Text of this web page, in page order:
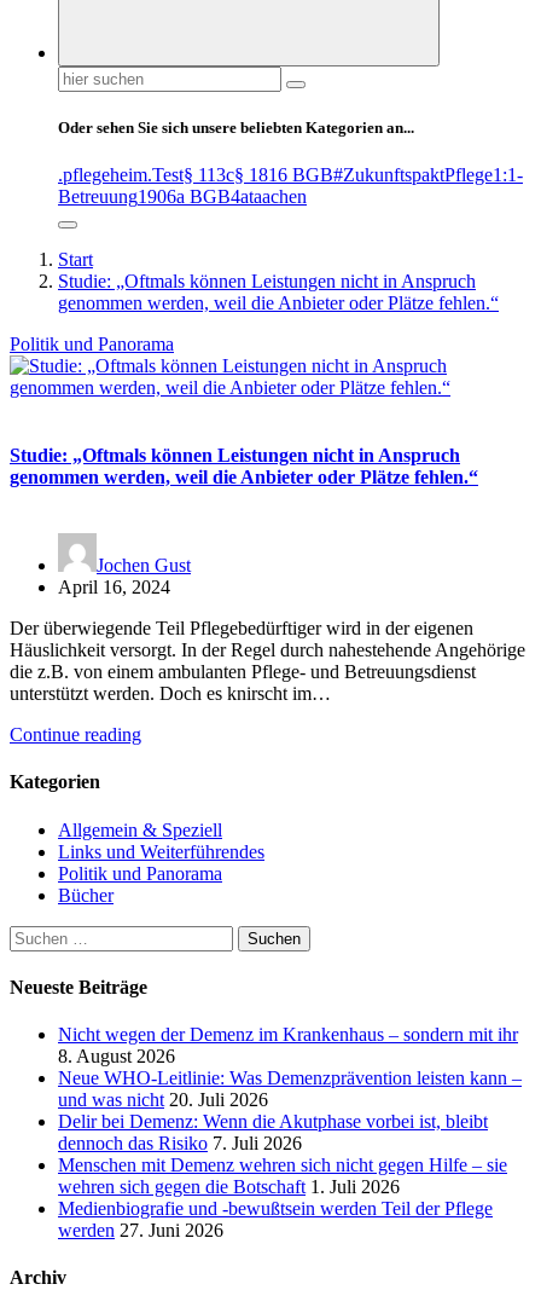
Suchen
nach:
Oder sehen Sie sich unsere beliebten Kategorien an...
.pflegeheim.Test§ 113c§ 1816 BGB#ZukunftspaktPflege1:1-
Betreuung1906a BGB4ataachen
Start
Studie: „Oftmals können Leistungen nicht in Anspruch
genommen werden, weil die Anbieter oder Plätze fehlen.“
Politik und Panorama
Studie: „Oftmals können Leistungen nicht in Anspruch
genommen werden, weil die Anbieter oder Plätze fehlen.“
Jochen Gust
April 16, 2024
Der überwiegende Teil Pflegebedürftiger wird in der eigenen
Häuslichkeit versorgt. In der Regel durch nahestehende Angehörige
die z.B. von einem ambulanten Pflege- und Betreuungsdienst
unterstützt werden. Doch es knirscht im…
Continue reading
Kategorien
Allgemein & Speziell
Links und Weiterführendes
Politik und Panorama
Bücher
Suchen
nach:
Neueste Beiträge
Nicht wegen der Demenz im Krankenhaus – sondern mit ihr
8. August 2026
Neue WHO-Leitlinie: Was Demenzprävention leisten kann –
und was nicht 20. Juli 2026
Delir bei Demenz: Wenn die Akutphase vorbei ist, bleibt
dennoch das Risiko 7. Juli 2026
Menschen mit Demenz wehren sich nicht gegen Hilfe – sie
wehren sich gegen die Botschaft 1. Juli 2026
Medienbiografie und -bewußtsein werden Teil der Pflege
werden 27. Juni 2026
Archiv